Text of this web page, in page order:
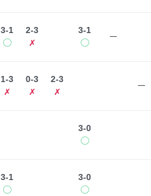
3-1
◯
2-3
✗
3-1
◯
ー
1-3
✗
0-3
✗
2-3
✗
ー
3-0
◯
3-1
◯
3-0
◯